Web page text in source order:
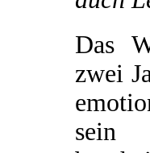
Das
zwei
sein